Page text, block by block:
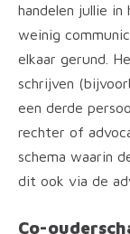
handelen jullie in
weinig
elkaar gerund.
schrijven
een derde
rechter of
schema waarin
dit ook via de
Co-